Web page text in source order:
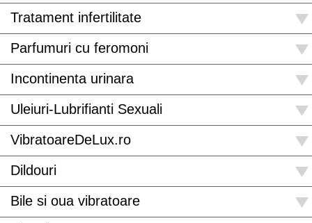
Tratament infertilitate
Parfumuri cu feromoni
Incontinenta urinara
Uleiuri-Lubrifianti Sexuali
VibratoareDeLux.ro
Dildouri
Bile si oua vibratoare